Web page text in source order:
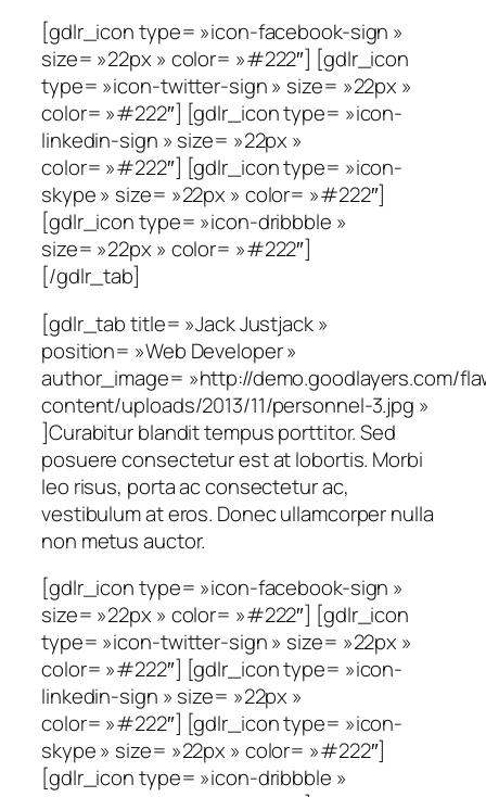
[gdlr_icon type= »icon-facebook-sign »
size= »22px » color= »#222″] [gdlr_icon
type= »icon-twitter-sign » size= »22px »
color= »#222″] [gdlr_icon type= »icon-
linkedin-sign » size= »22px »
color= »#222″] [gdlr_icon type= »icon-
skype » size= »22px » color= »#222″]
[gdlr_icon type= »icon-dribbble »
size= »22px » color= »#222″]
[/gdlr_tab]
[gdlr_tab title= »Jack Justjack »
position= »Web Developer »
author_image= »http://demo.goodlayers.com/
content/uploads/2013/11/personnel-3.jpg »
]Curabitur blandit tempus porttitor. Sed
posuere consectetur est at lobortis. Morbi
leo risus, porta ac consectetur ac,
vestibulum at eros. Donec ullamcorper nulla
non metus auctor.
[gdlr_icon type= »icon-facebook-sign »
size= »22px » color= »#222″] [gdlr_icon
type= »icon-twitter-sign » size= »22px »
color= »#222″] [gdlr_icon type= »icon-
linkedin-sign » size= »22px »
color= »#222″] [gdlr_icon type= »icon-
skype » size= »22px » color= »#222″]
[gdlr_icon type= »icon-dribbble »